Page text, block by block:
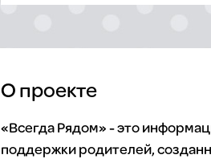
О проекте
«Всегда Рядом» - это
поддержки родителей,